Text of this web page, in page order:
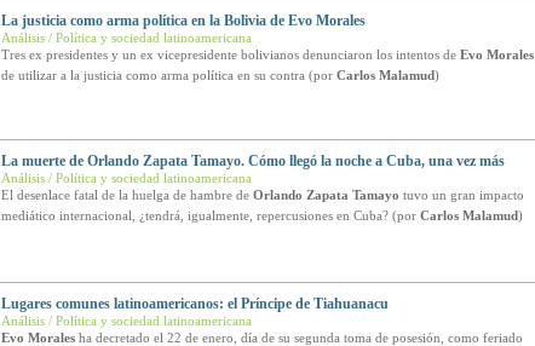
La justicia como arma política en la Bolivia de Evo Morales
Análisis / Política y sociedad latinoamericana
Tres ex presidentes y un ex vicepresidente bolivianos denunciaron los intentos de Evo Morales
de utilizar a la justicia como arma política en su contra (por Carlos Malamud)
La muerte de Orlando Zapata Tamayo. Cómo llegó la noche a Cuba, una vez más
Análisis / Política y sociedad latinoamericana
El desenlace fatal de la huelga de hambre de Orlando Zapata Tamayo tuvo un gran impacto
mediático internacional, ¿tendrá, igualmente, repercusiones en Cuba? (por Carlos Malamud)
Lugares comunes latinoamericanos: el Príncipe de Tiahuanacu
Análisis / Política y sociedad latinoamericana
Evo Moralesha decretado el 22 de enero, día de su segunda toma de posesión, como feriado